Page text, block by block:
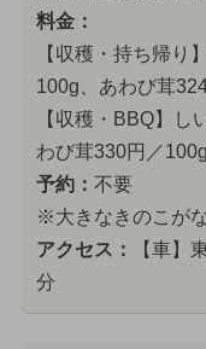
料金：
【収穫・持ち帰り
100g、あわび茸
【収穫・BBQ】し
わび茸330円／100g
予約： 不要
※大きなきのこが
アクセス：
【車】
分